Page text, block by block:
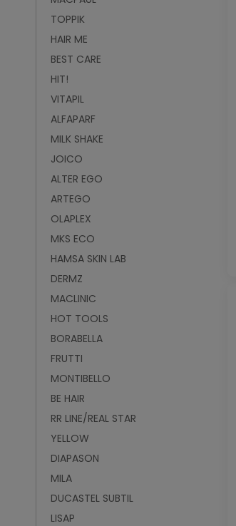
TOPPIK
HAIR ME
BEST CARE
HIT!
VITAPIL
ALFAPARF
MILK SHAKE
JOICO
ALTER EGO
ARTEGO
OLAPLEX
MKS ECO
HAMSA SKIN LAB
DERMZ
MACLINIC
HOT TOOLS
BORABELLA
FRUTTI
MONTIBELLO
BE HAIR
RR LINE/REAL STAR
YELLOW
DIAPASON
MILA
DUCASTEL SUBTIL
LISAP